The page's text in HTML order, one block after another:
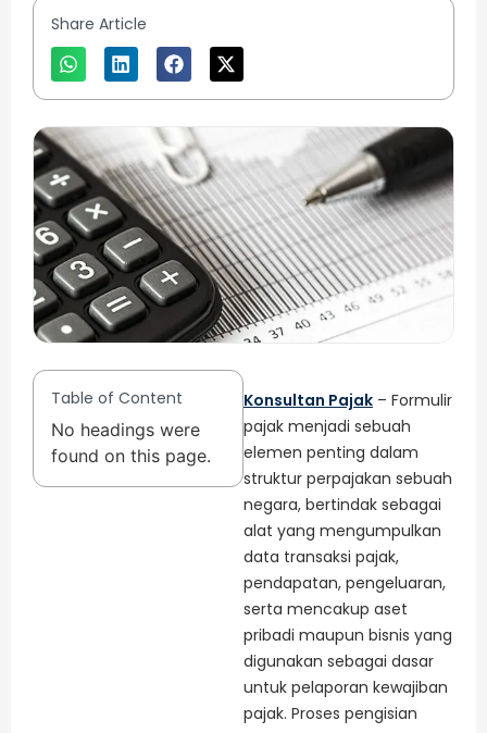
Share Article
Table of Content
No headings were
found on this page.
Konsultan Pajak – Formulir
pajak menjadi sebuah
elemen penting dalam
struktur perpajakan sebuah
negara, bertindak sebagai
alat yang mengumpulkan
data transaksi pajak,
pendapatan, pengeluaran,
serta mencakup aset
pribadi maupun bisnis yang
digunakan sebagai dasar
untuk pelaporan kewajiban
pajak. Proses pengisian